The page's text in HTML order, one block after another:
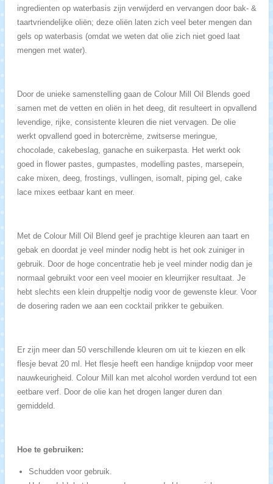
ingredienten op waterbasis zijn verwijderd en vervangen door bak- &
taartvriendelijke oliën; deze oliën laten zich veel beter mengen dan
gels op waterbasis (omdat we weten dat olie zich niet goed laat
mengen met water).
Door de unieke samenstelling gaan de Colour Mill Oil Blends goed
samen met de vetten en oliën in het deeg, dit resulteert in opvallend
levendige, rijke, consistente kleuren die niet vervagen. De olie
werkt opvallend goed in botercrème, zwitserse meringue,
chocolade, cakebeslag, ganache en suikerpasta. Het werkt ook
goed in flower pastes, gumpastes, modelling pastes, marsepein,
cake mixen, deeg, frostings, vullingen, isomalt, piping gel, cake
lace mixes eetbaar kant en meer.
Met de Colour Mill Oil Blend geef je prachtige kleuren aan taart en
gebak en doordat je veel minder nodig hebt is het ook zuiniger in
gebruik. Door de hoge concentratie heb je veel minder nodig dan je
normaal gebruikt voor een veel mooier en kleurrijker resultaat. Je
hebt slechts een klein druppeltje nodig voor de gewenste kleur. Voor
de dosering raden we aan een cocktail prikker te gebuiken.
Er zijn meer dan 50 verschillende kleuren om uit te kiezen en elk
flesje bevat 20 ml. Het flesje heeft een handige knijpdop voor meer
nauwkeurigheid. Colour Mill kan met alcohol worden verdund tot een
eetbare verf. Door de olie kan het drogen langer duren dan
gemiddeld.
Hoe te gebruiken:
Schudden voor gebruik.